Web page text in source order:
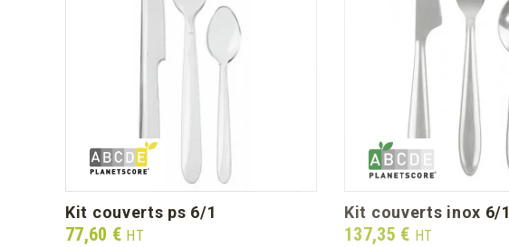
kit couverts ps 6/1
Prix
77,60 € HT
kit couverts inox 6/1
Prix
137,35 € HT